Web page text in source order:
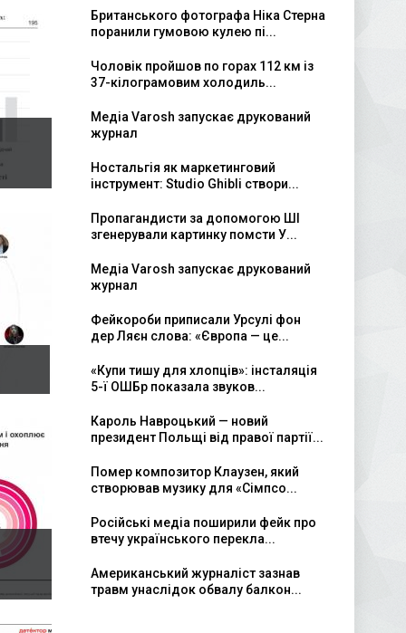
Британського фотографа Ніка Стерна
поранили гумовою кулею пі...
Чоловік пройшов по горах 112 км із
37-кілограмовим холодиль...
Медіа Varosh запускає друкований
журнал
Ностальгія як маркетинговий
інструмент: Studio Ghibli створи...
Пропагандисти за допомогою ШІ
згенерували картинку помсти У...
Медіа Varosh запускає друкований
журнал
Фейкороби приписали Урсулі фон
дер Ляєн слова: «Європа — це...
«Купи тишу для хлопців»: інсталяція
5-ї ОШБр показала звуков...
Кароль Навроцький — новий
президент Польщі від правої партії...
Помер композитор Клаузен, який
створював музику для «Сімпсо...
Російські медіа поширили фейк про
втечу українського перекла...
Американський журналіст зазнав
травм унаслідок обвалу балкон...